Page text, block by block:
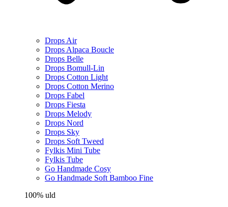
Drops Air
Drops Alpaca Boucle
Drops Belle
Drops Bomull-Lin
Drops Cotton Light
Drops Cotton Merino
Drops Fabel
Drops Fiesta
Drops Melody
Drops Nord
Drops Sky
Drops Soft Tweed
Fylkis Mini Tube
Fylkis Tube
Go Handmade Cosy
Go Handmade Soft Bamboo Fine
100% uld